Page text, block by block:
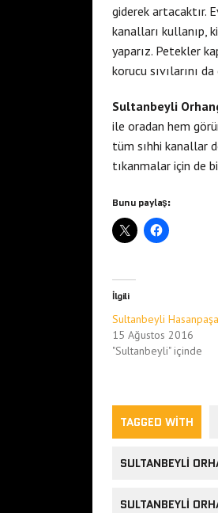
giderek artacaktır.
kanalları kullanıp,
yaparız. Petekler
korucu sıvılarını
Sultanbeyli
ile oradan hem
tüm sıhhi kanallar
tıkanmalar için de
Bunu paylaş:
İlgili
Sultanbeyli
15 Ağustos 2016
"Sultanbeyli" içinde
TAGGED WITH
SULTANBEYLI
SULTANBEYLI